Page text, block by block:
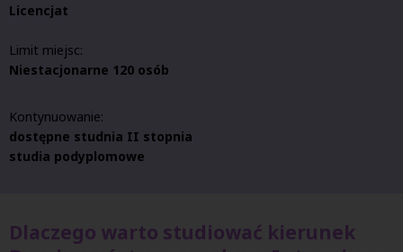
Licencjat
Limit miejsc:
Niestacjonarne 120 osób
Kontynuowanie:
dostępne studnia II stopnia
studia podyplomowe
Dlaczego warto studiować kierunek